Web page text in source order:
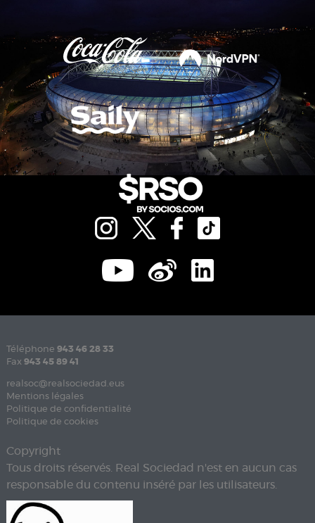
Téléphone 943 46 28 33
Fax 943 45 89 41
realsoc@realsociedad.eus
Mentions légales
Politique de confidentialité
Politique de cookies
Copyright
Tous droits réservés. Real Sociedad n'est en aucun cas
responsable du contenu inséré par les utilisateurs.